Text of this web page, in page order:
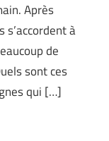
Après
s’accordent à
de
sont ces
qui […]